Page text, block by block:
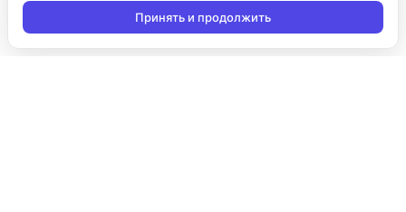
Принять и продолжить